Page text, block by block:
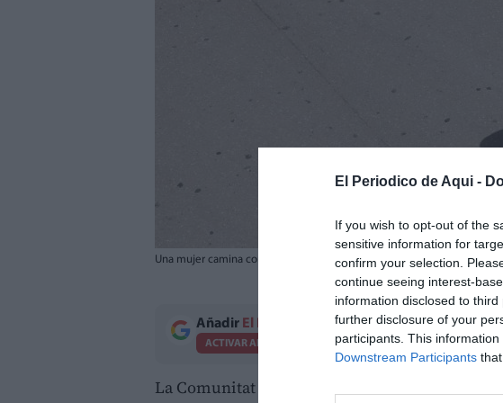
El Periodico de Aqui -
If you wish to opt-out of the
sensitive information for
confirm your selection.
continue seeing interest-
information disclosed to
further disclosure of your
participants. This
Downstream Participants
Una mujer camina con su abanico en Valencia. / EFE-Kai Försterling-
Añadir El Periodico de Aquícomo fuente
ACTIVAR AHORA
La Comunitat Valenciana suma